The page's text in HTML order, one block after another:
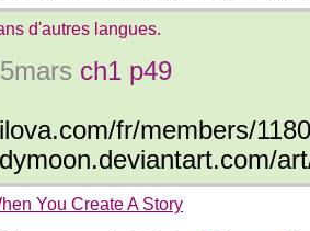
d'autres langues.
5mars ch1 p49
fr/members/
You Create A Story